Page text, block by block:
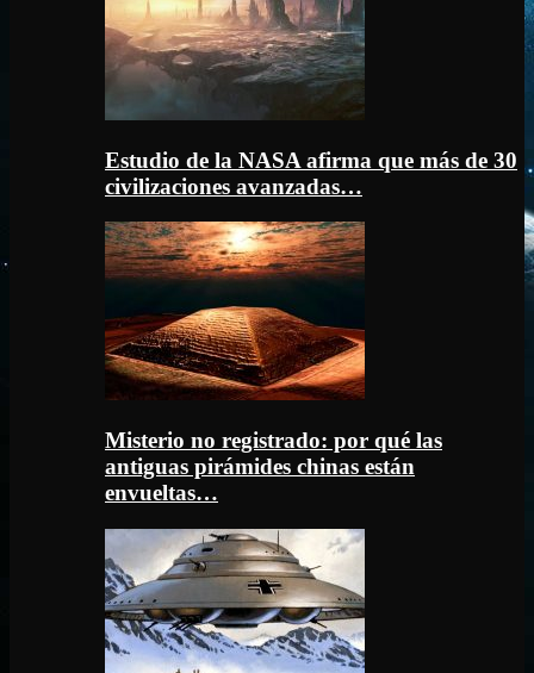
Estudio de la NASA afirma que más de 30
civilizaciones avanzadas…
Misterio no registrado: por qué las
antiguas pirámides chinas están
envueltas…